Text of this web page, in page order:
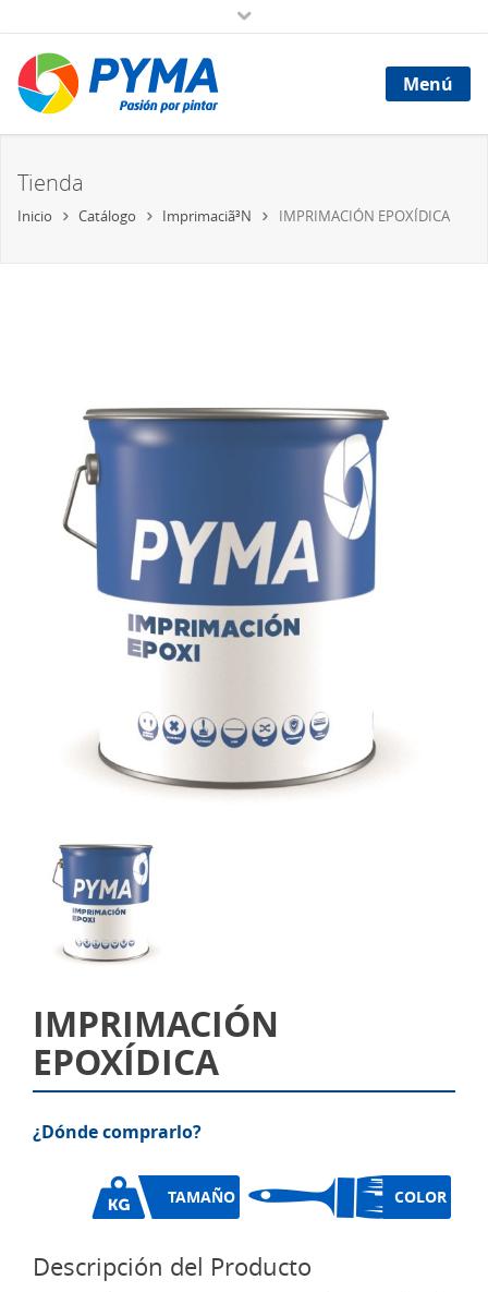
Menú
Tienda
Inicio Catálogo Imprimaciã³N IMPRIMACIÓN EPOXÍDICA
IMPRIMACIÓN
EPOXÍDICA
¿Dónde comprarlo?
TAMAÑO COLOR
Descripción del Producto